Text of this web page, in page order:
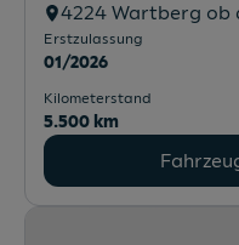
4224 Wartberg ob
Erstzulassung
01/2026
Kilometerstand
5.500 km